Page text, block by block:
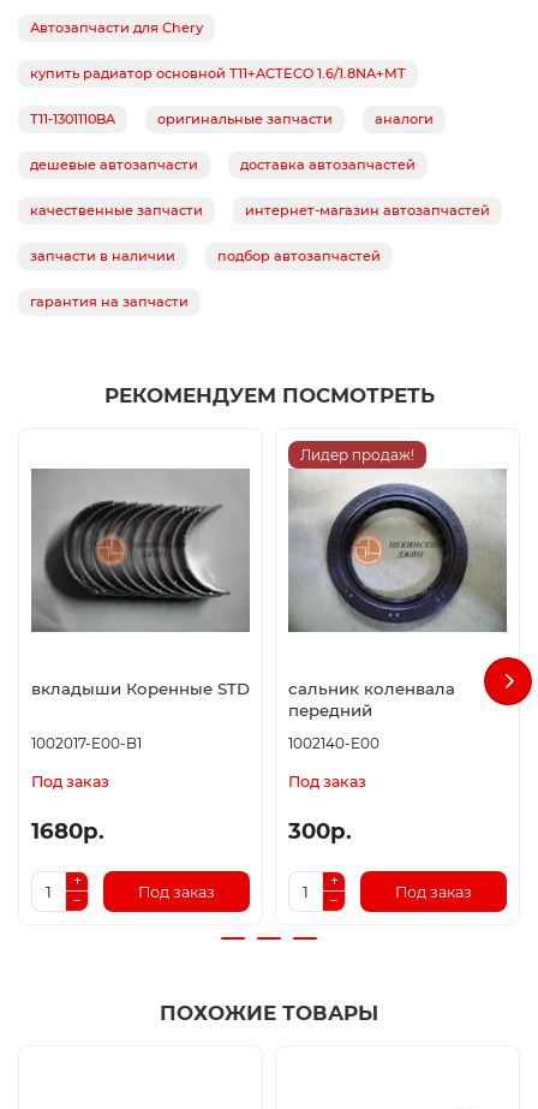
Автозапчасти для Chery
купить радиатор основной T11+ACTECO 1.6/1.8NA+MT
T11-1301110BA оригинальные запчасти аналоги
дешевые автозапчасти доставка автозапчастей
качественные запчасти интернет-магазин автозапчастей
запчасти в наличии подбор автозапчастей
гарантия на запчасти
РЕКОМЕНДУЕМ ПОСМОТРЕТЬ
вкладыши Коренные STD
1002017-E00-B1
Под заказ
1680р.
Под заказ
Лидер продаж!
сальник коленвала
передний
1002140-E00
Под заказ
300р.
Под заказ
ПОХОЖИЕ ТОВАРЫ